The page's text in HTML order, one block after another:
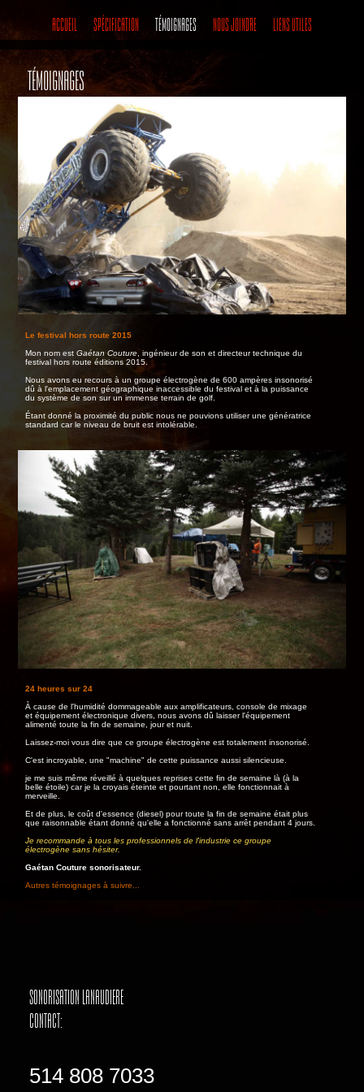
ACCUEIL SPÉCIFICATION TÉMOIGNAGES NOUS JOINDRE LIENS UTILES
TÉMOIGNAGES
Le festival hors route 2015
Mon nom estGaétan Couture , ingénieur de son et directeur technique du
festival hors route éditions 2015.
Nous avons eu recours à un groupe électrogène de 600 ampères insonorisé
dû à l'emplacement géographique inaccessible du festival et à la puissance
du système de son sur un immense terrain de golf.
Étant donné la proximité du public nous ne pouvions utiliser une génératrice
standard car le niveau de bruit est intolérable.
24 heures sur 24
À cause de l'humidité dommageable aux amplificateurs, console de mixage
et équipement électronique divers, nous avons dû laisser l'équipement
alimenté toute la fin de semaine, jour et nuit.
Laissez-moi vous dire que ce groupe électrogène est totalement insonorisé.
C'est incroyable, une "machine" de cette puissance aussi silencieuse.
je me suis même réveillé à quelques reprises cette fin de semaine là (à la
belle étoile) car je la croyais éteinte et pourtant non, elle fonctionnait à
merveille.
Et de plus, le coût d'essence (diesel) pour toute la fin de semaine était plus
que raisonnable étant donné qu'elle a fonctionné sans arrêt pendant 4 jours.
Je recommande à tous les professionnels de l'industrie ce groupe
électrogène sans hésiter.
Gaétan Couture sonorisateur.
Autres témoignages à suivre...
Sonorisation Lanaudiere
CONTACT:
514 808 7033